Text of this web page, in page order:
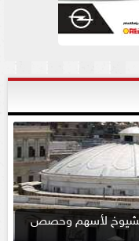
لأسهم وحصص